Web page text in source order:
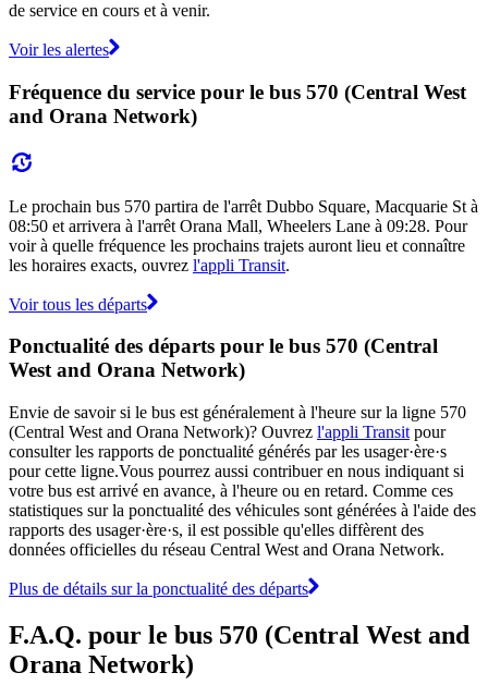
de service en cours et à venir.
Voir les alertes
Fréquence du service pour le bus 570 (Central West
and Orana Network)
Le prochain bus 570 partira de l'arrêt Dubbo Square, Macquarie St à
08:50 et arrivera à l'arrêt Orana Mall, Wheelers Lane à 09:28. Pour
voir à quelle fréquence les prochains trajets auront lieu et connaître
les horaires exacts, ouvrez l'appli Transit.
Voir tous les départs
Ponctualité des départs pour le bus 570 (Central
West and Orana Network)
Envie de savoir si le bus est généralement à l'heure sur la ligne 570
(Central West and Orana Network)? Ouvrez l'appli Transit pour
consulter les rapports de ponctualité générés par les usager·ère·s
pour cette ligne.Vous pourrez aussi contribuer en nous indiquant si
votre bus est arrivé en avance, à l'heure ou en retard. Comme ces
statistiques sur la ponctualité des véhicules sont générées à l'aide des
rapports des usager·ère·s, il est possible qu'elles diffèrent des
données officielles du réseau Central West and Orana Network.
Plus de détails sur la ponctualité des départs
F.A.Q. pour le bus 570 (Central West and
Orana Network)